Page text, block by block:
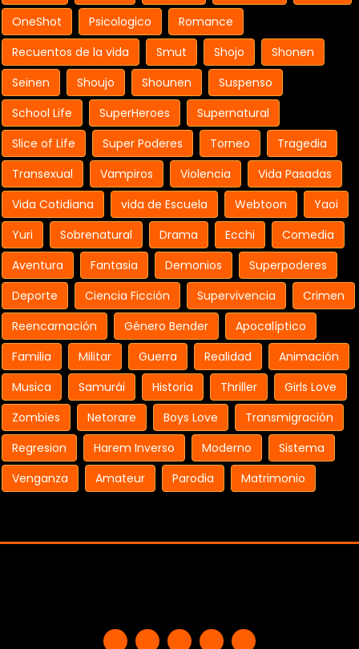
OneShot
Psicologico
Romance
Recuentos de la vida
Smut Shojo
Shonen
Seinen
Shoujo Shounen
Suspenso
School Life
SuperHeroes
Supernatural
Slice of Life
Super Poderes Torneo
Tragedia
Transexual
Vampiros Violencia
Vida Pasadas
Vida Cotidiana
vida de Escuela Webtoon
Yaoi
Yuri
Sobrenatural Drama Ecchi
Comedia
Aventura
Fantasia Demonios
Superpoderes
Deporte
Ciencia Ficción Supervivencia
Crimen
Reencarnación
Género Bender
Apocalíptico
Familia
Militar Guerra Realidad
Animación
Musica
Samurái Historia Thriller
Girls Love
Zombies
Netorare Boys Love
Transmigración
Regresion
Harem Inverso Moderno
Sistema
Venganza
Amateur Parodia Matrimonio